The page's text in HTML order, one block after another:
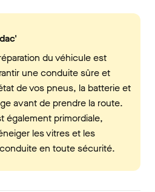
du véhicule est
une conduite sûre et
de vos pneus, la batterie et
avant de prendre la route.
également primordiale,
les vitres et les
en toute sécurité.